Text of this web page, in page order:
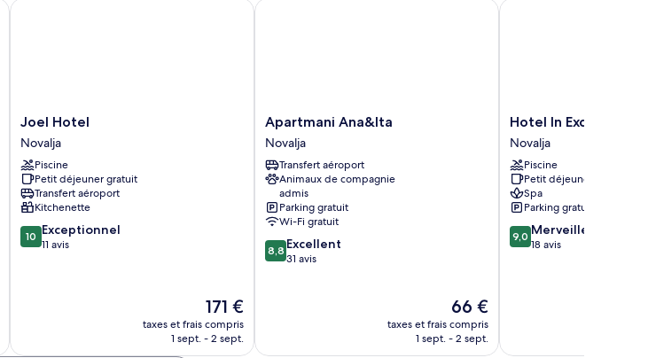
Joel
Hotel
Novalja
Joel Hotel
Novalja
Piscine
Petit déjeuner gratuit
Transfert aéroport
Kitchenette
10.0
sur
10 Exceptionnel
11 avis
Le
nouveau
prix
171 €
taxes et frais compris
1 sept. - 2 sept.
Joel Hotel
Apartmani
Ana&Ita
Novalja
Apartmani Ana&Ita
Novalja
Transfert aéroport
Animaux de compagnie
admis
Parking gratuit
Wi-Fi gratuit
8.8
sur
8,8 Excellent
31 avis
Le
nouveau
prix
66 €
taxes et frais compris
1 sept. - 2 sept.
Apartmani Ana&Ita
Hotel
In
Excelsis
Novalja
Hotel In Excelsis
Novalja
Piscine
Petit déjeuner gratuit
Spa
Parking gratuit
9.0
sur
9,0 Merveilleux
18 avis
Hotel In Excelsis